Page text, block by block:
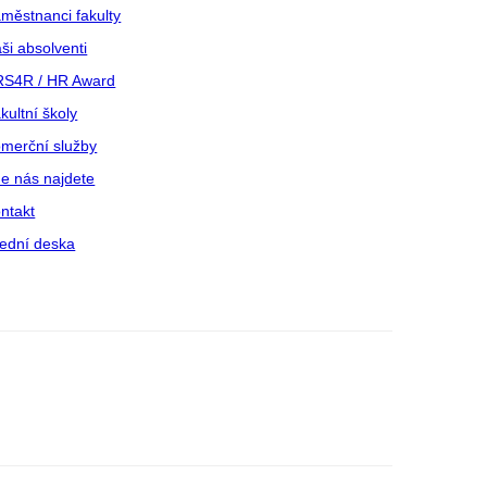
fakulty
absolventi
/ HR Award
školy
služby
nás najdete
deska